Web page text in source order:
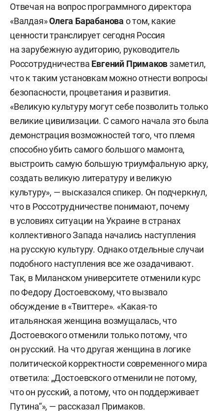
Отвечая на вопрос программного директора
«Валдая»Олега Барабанова о том, какие
ценности транслирует сегодня Россия
на зарубежную аудиторию, руководитель
Россотрудничества Евгений Примаковзаметил,
что к таким установкам можно отнести вопросы
безопасности, процветания и развития.
«Великую культуру могут себе позволить только
великие цивилизации. С самого начала это была
демонстрация возможностей того, что племя
способно убить самого большого мамонта,
выстроить самую большую триумфальную арку,
создать великую литературу и великую
культуру», — высказался спикер. Он подчеркнул,
что в Россотрудничестве понимают, почему
в условиях ситуации на Украине в странах
коллективного Запада начались наступления
на русскую культуру. Однако отдельные случаи
подобного наступления все же озадачивают.
Так, в Миланском университете отменили курс
по Федору Достоевскому, что вызвало
обсуждение в «Твиттере». «Какая-то
итальянская женщина возмущалась, что
Достоевского отменили только потому, что
он русский. На что другая женщина в логике
политической корректности современного мира
ответила: „Достоевского отменили не потому,
что он русский, а потому, что он поддерживает
Путина“», — рассказал Примаков.